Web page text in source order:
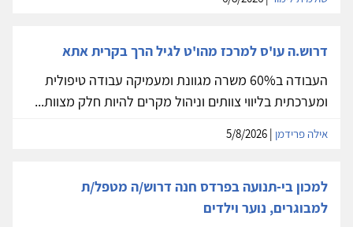
דרוש.ה עו'ס למרכז מהו'ט לגיל הרך בקרית אתא
העבודה ב60% משרה מגוונת ומעמיקה עבודה טיפולית
ומערכתית בליווי צוותים וניהול מקרים להיות חלק מצוות...
אילה פרידמן
למכון בי-תנועה בפרדס חנה דרוש/ה מטפל/ת
למבוגרים, נוער וילדים